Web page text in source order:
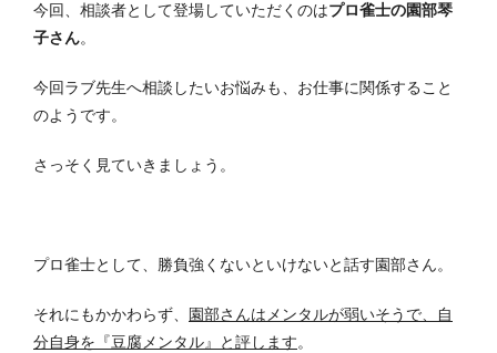
今回、相談者として登場していただくのはプロ雀士の園部琴
子さん。
今回ラブ先生へ相談したいお悩みも、お仕事に関係すること
のようです。
さっそく見ていきましょう。
プロ雀士として、勝負強くないといけないと話す園部さん。
それにもかかわらず、
園部さんはメンタルが弱いそうで、自
分自身を『豆腐メンタル』と評します。